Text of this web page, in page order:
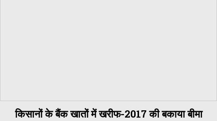
किसानों के बैंक खातों में खरीफ-2017 की बकाया बीमा